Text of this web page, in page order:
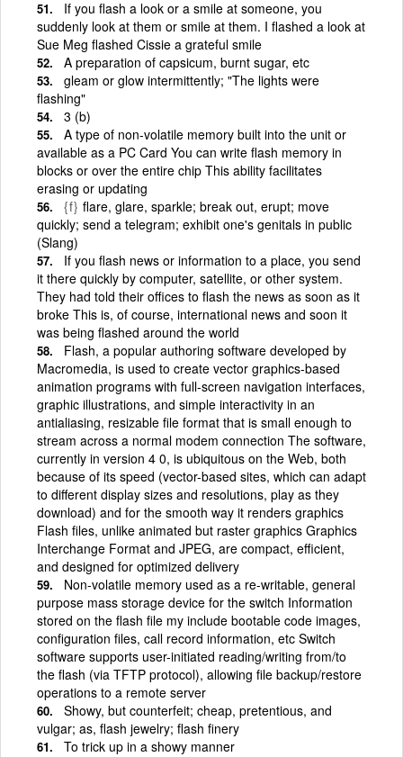
If you flash a look or a smile at someone, you
suddenly look at them or smile at them. I flashed a look at
Sue Meg flashed Cissie a grateful smile
A preparation of capsicum, burnt sugar, etc
gleam or glow intermittently; "The lights were
flashing"
3 (b)
A type of non-volatile memory built into the unit or
available as a PC Card You can write flash memory in
blocks or over the entire chip This ability facilitates
erasing or updating
{f} flare, glare, sparkle; break out, erupt; move
quickly; send a telegram; exhibit one's genitals in public
(Slang)
If you flash news or information to a place, you send
it there quickly by computer, satellite, or other system.
They had told their offices to flash the news as soon as it
broke This is, of course, international news and soon it
was being flashed around the world
Flash, a popular authoring software developed by
Macromedia, is used to create vector graphics-based
animation programs with full-screen navigation interfaces,
graphic illustrations, and simple interactivity in an
antialiasing, resizable file format that is small enough to
stream across a normal modem connection The software,
currently in version 4 0, is ubiquitous on the Web, both
because of its speed (vector-based sites, which can adapt
to different display sizes and resolutions, play as they
download) and for the smooth way it renders graphics
Flash files, unlike animated but raster graphics Graphics
Interchange Format and JPEG, are compact, efficient,
and designed for optimized delivery
Non-volatile memory used as a re-writable, general
purpose mass storage device for the switch Information
stored on the flash file my include bootable code images,
configuration files, call record information, etc Switch
software supports user-initiated reading/writing from/to
the flash (via TFTP protocol), allowing file backup/restore
operations to a remote server
Showy, but counterfeit; cheap, pretentious, and
vulgar; as, flash jewelry; flash finery
To trick up in a showy manner